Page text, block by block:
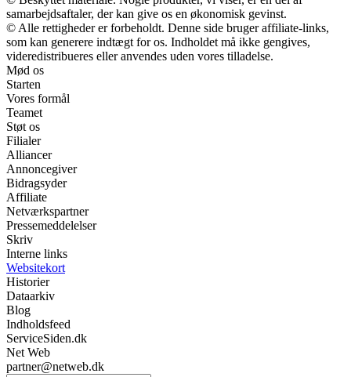
samarbejdsaftaler, der kan give os en økonomisk gevinst.
© Alle rettigheder er forbeholdt. Denne side bruger affiliate-links,
som kan generere indtægt for os. Indholdet må ikke gengives,
videredistribueres eller anvendes uden vores tilladelse.
Mød os
Starten
Vores formål
Teamet
Støt os
Filialer
Alliancer
Annoncegiver
Bidragsyder
Affiliate
Netværkspartner
Pressemeddelelser
Skriv
Interne links
Websitekort
Historier
Dataarkiv
Blog
Indholdsfeed
ServiceSiden.dk
Net Web
partner@netweb.dk